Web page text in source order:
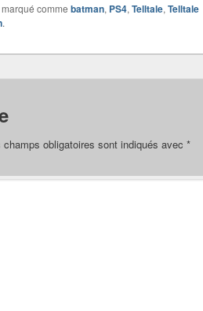
comme batman, PS4, Telltale, Telltale
.
champs obligatoires sont indiqués avec *